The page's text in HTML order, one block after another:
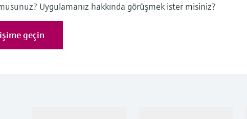
Uygulamanız hakkında görüşmek ister misiniz?
geçin